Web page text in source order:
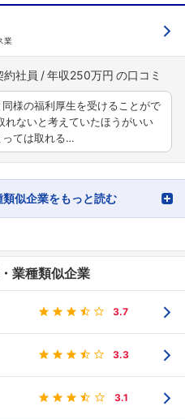
ました
ローしませんか？
業
約社員 年収250万円
様の福利厚生を受けることがで
れないと考えていたほうがいい
っては取れる…
似企業をもっと読む
業種類似企業
3.7
3.3
3.1